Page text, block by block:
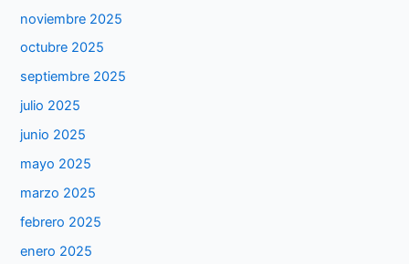
noviembre 2025
octubre 2025
septiembre 2025
julio 2025
junio 2025
mayo 2025
marzo 2025
febrero 2025
enero 2025